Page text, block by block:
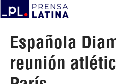
Española
reunión